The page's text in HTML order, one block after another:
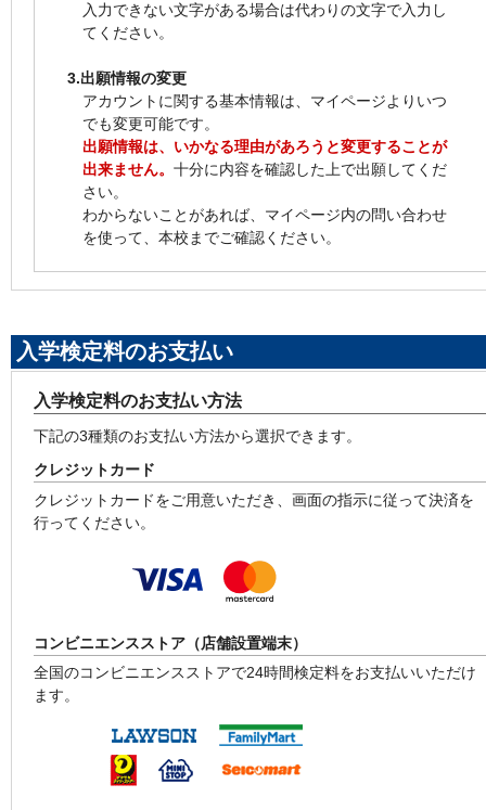
入力できない文字がある場合は代わりの文字で入力し
てください。
3.出願情報の変更
アカウントに関する基本情報は、マイページよりいつ
でも変更可能です。
出願情報は、いかなる理由があろうと変更することが
出来ません。 十分に内容を確認した上で出願してくだ
さい。
わからないことがあれば、マイページ内の問い合わせ
を使って、本校までご確認ください。
入学検定料のお支払い
入学検定料のお支払い方法
下記の3種類のお支払い方法から選択できます。
クレジットカード
クレジットカードをご用意いただき、画面の指示に従って決済を
行ってください。
コンビニエンスストア（店舗設置端末）
全国のコンビニエンスストアで24時間検定料をお支払いいただけ
ます。